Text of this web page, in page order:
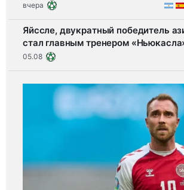
вчера
Яйссле, двукратный победитель
стал главным тренером
05.08